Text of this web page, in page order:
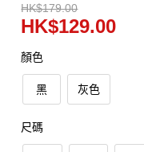
HK$179.00
HK$129.00
顏色
黑 灰色
尺碼